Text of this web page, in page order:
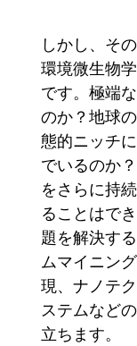
しかし、そ
環境微生物
です。極端
のか？地球
態的ニッチ
でいるのか
をさらに持
ることはで
題を解決す
ムマイニン
現、ナノテ
ステムなど
立ちます。